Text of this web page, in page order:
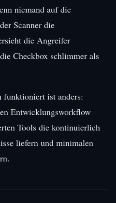
niemand auf die
Scanner die
die Angreifer
Checkbox schlimmer als
funktioniert ist anders:
Entwicklungsworkflow
Tools die kontinuierlich
liefern und minimalen